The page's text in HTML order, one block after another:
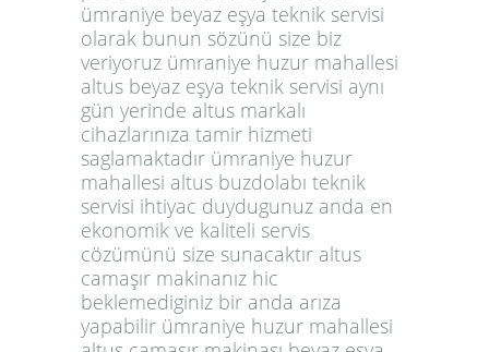
ümraniye beyaz eşya teknik servisi
olarak bunun sözünü size biz
veriyoruz ümraniye huzur mahallesi
altus beyaz eşya teknik servisi aynı
gün yerinde altus markalı
cihazlarınıza tamir hizmeti
saglamaktadır ümraniye huzur
mahallesi altus buzdolabı teknik
servisi ihtiyac duydugunuz anda en
ekonomik ve kaliteli servis
cözümünü size sunacaktır altus
camaşır makinanız hic
beklemediginiz bir anda arıza
yapabilir ümraniye huzur mahallesi